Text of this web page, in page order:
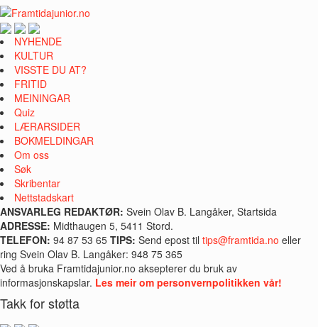
NYHENDE
KULTUR
VISSTE DU AT?
FRITID
MEININGAR
Quiz
LÆRARSIDER
BOKMELDINGAR
Om oss
Søk
Skribentar
Nettstadskart
ANSVARLEG REDAKTØR: Svein Olav B. Langåker, Startsida
ADRESSE: Midthaugen 5, 5411 Stord.
TELEFON: 94 87 53 65 TIPS: Send epost til tips@framtida.no eller
ring Svein Olav B. Langåker: 948 75 365
Ved å bruka Framtidajunior.no aksepterer du bruk av
informasjonskapslar. Les meir om personvernpolitikken vår!
Takk for støtta